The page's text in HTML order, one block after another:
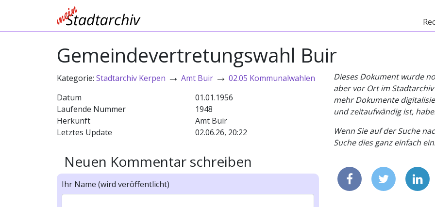
Gemeindevertretungswahl Buir
Kategorie: Stadtarchiv Kerpen → Amt Buir → 02.05 Kommunalwahlen
Datum
01.01.1956
Laufende Nummer
1948
Herkunft
Amt Buir
Letztes Update
02.06.26, 20:22
Neuen Kommentar schreiben
Ihr Name (wird veröffentlicht)
Dieses Dokument wurde
aber vor Ort im
mehr Dokumente
und zeitaufwändig ist,
Wenn Sie auf der Suche
Suche dies ganz einfach